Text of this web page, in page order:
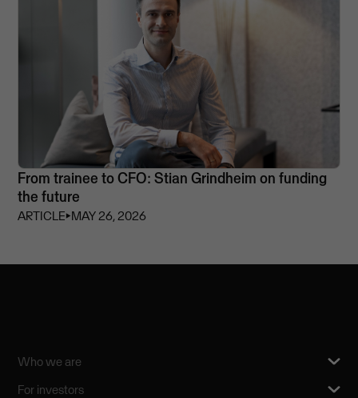
From trainee to CFO: Stian Grindheim on funding
the future
ARTICLE⏵MAY 26, 2026
Who we are
For investors